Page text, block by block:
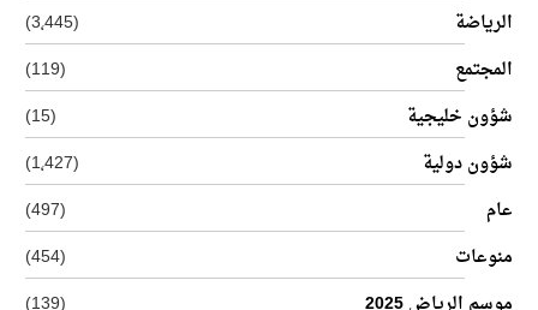
الرياضة
(3٬445)
المجتمع
(119)
شؤون خليجية
(15)
شؤون دولية
(1٬427)
عام
(497)
منوعات
(454)